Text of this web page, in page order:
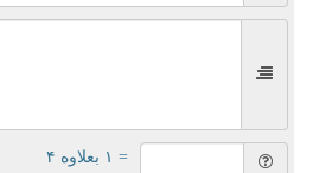
= ۱ بعلاوه ۴